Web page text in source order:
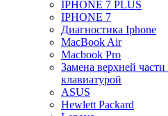
IPHONE 7 PLUS
IPHONE 7
Диагностика Iphone
MacBook Air
Macbook Pro
Замена верхней
клавиатурой
ASUS
Hewlett Packard